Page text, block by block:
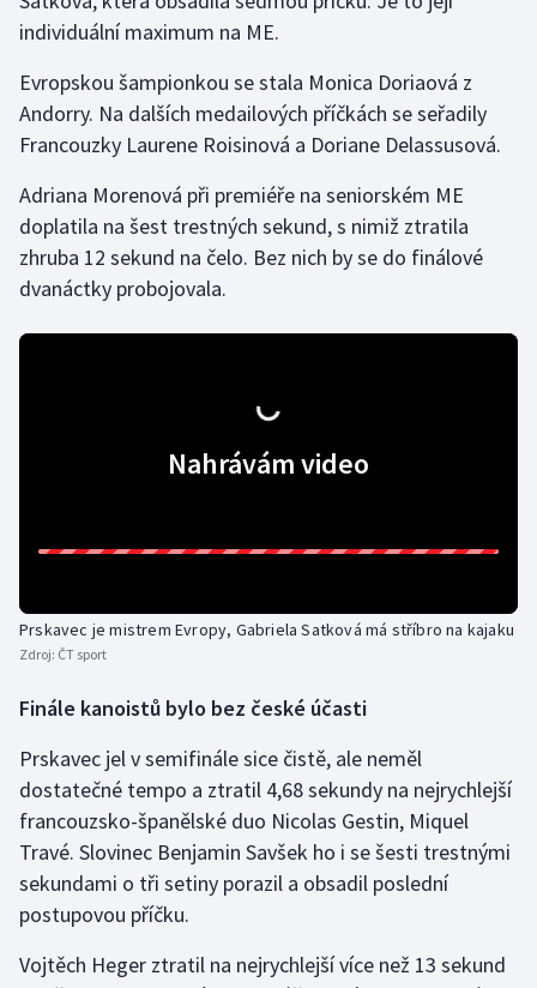
Parasport
Plážový volejbal
Rychlobruslení
Rychlostní kanoistika
Vodní slalom
Volejbal
Ostatní
individuální maximum na ME.
Evropskou šampionkou se stala Monica Doriaová z
Andorry. Na dalších medailových příčkách se seřadily
Francouzky Laurene Roisinová a Doriane Delassusová.
Adriana Morenová při premiéře na seniorském ME
doplatila na šest trestných sekund, s nimiž ztratila
zhruba 12 sekund na čelo. Bez nich by se do finálové
dvanáctky probojovala.
Nahrávám video
Prskavec je mistrem Evropy, Gabriela Satková má stříbro na kajaku
Zdroj: ČT sport
Finále kanoistů bylo bez české účasti
Prskavec jel v semifinále sice čistě, ale neměl
dostatečné tempo a ztratil 4,68 sekundy na nejrychlejší
francouzsko-španělské duo Nicolas Gestin, Miquel
Travé. Slovinec Benjamin Savšek ho i se šesti trestnými
sekundami o tři setiny porazil a obsadil poslední
postupovou příčku.
Vojtěch Heger ztratil na nejrychlejší více než 13 sekund